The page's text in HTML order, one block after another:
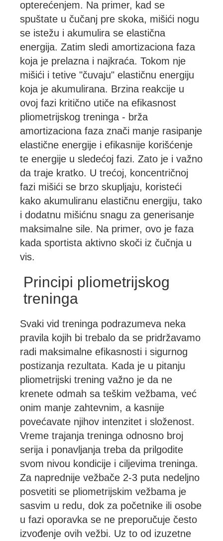
opterećenjem. Na primer, kad se
spuštate u čučanj pre skoka, mišići nogu
se istežu i akumulira se elastična
energija. Zatim sledi amortizaciona faza
koja je prelazna i najkraća. Tokom nje
mišići i tetive "čuvaju" elastičnu energiju
koja je akumulirana. Brzina reakcije u
ovoj fazi kritično utiče na efikasnost
pliometrijskog treninga - brža
amortizaciona faza znači manje rasipanje
elastične energije i efikasnije korišćenje
te energije u sledećoj fazi. Zato je i važno
da traje kratko. U trećoj, koncentričnoj
fazi mišići se brzo skupljaju, koristeći
kako akumuliranu elastičnu energiju, tako
i dodatnu mišićnu snagu za generisanje
maksimalne sile. Na primer, ovo je faza
kada sportista aktivno skoči iz čučnja u
vis.
Principi pliometrijskog
treninga
Svaki vid treninga podrazumeva neka
pravila kojih bi trebalo da se pridržavamo
radi maksimalne efikasnosti i sigurnog
postizanja rezultata. Kada je u pitanju
pliometrijski trening važno je da ne
krenete odmah sa teškim vežbama, već
onim manje zahtevnim, a kasnije
povećavate njihov intenzitet i složenost.
Vreme trajanja treninga odnosno broj
serija i ponavljanja treba da prilgodite
svom nivou kondicije i ciljevima treninga.
Za naprednije vežbače 2-3 puta nedeljno
posvetiti se pliometrijskim vežbama je
sasvim u redu, dok za početnike ili osobe
u fazi oporavka se ne preporučuje često
izvođenje ovih vežbi. Uz to od izuzetne